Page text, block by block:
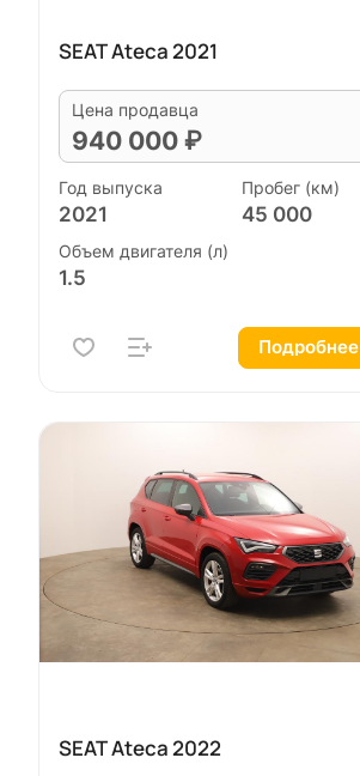
SEAT Ateca 2021
Цена продавца
940 000 ₽
Год выпуска
2021
Пробег (км)
45 000
Объем двигателя (л)
1.5
Подробнее
SEAT Ateca 2022